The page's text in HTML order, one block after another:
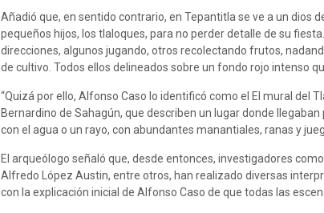
Añadió que, en sentido contrario, en Tepantitla se ve a un dios
pequeños hijos, los tlaloques, para no perder detalle de su
direcciones, algunos jugando, otros recolectando frutos,
de cultivo. Todos ellos delineados sobre un fondo rojo intenso
“Quizá por ello, Alfonso Caso lo identificó como el El mural del
Bernardino de Sahagún, que describen un lugar donde
con el agua o un rayo, con abundantes manantiales, ranas y
El arqueólogo señaló que, desde entonces, investigadores
Alfredo López Austin, entre otros, han realizado diversas
con la explicación inicial de Alfonso Caso de que todas las